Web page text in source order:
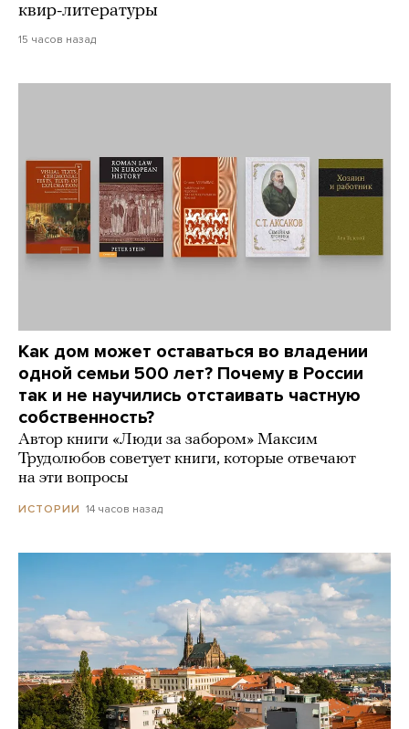
квир-литературы
15 часов назад
Как дом может оставаться во владении
одной семьи 500 лет? Почему в России
так и не научились отстаивать частную
собственность?
Автор книги «Люди за забором» Максим
Трудолюбов советует книги, которые отвечают
на эти вопросы
ИСТОРИИ 14 часов назад